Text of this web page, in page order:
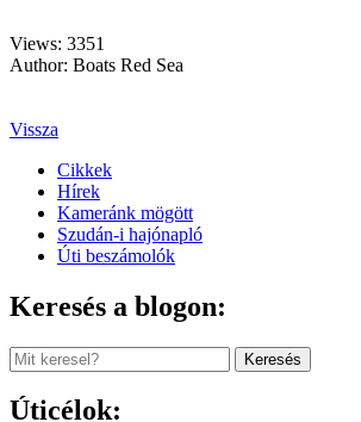
Views: 3351
Author: Boats Red Sea
Vissza
Cikkek
Hírek
Kameránk mögött
Szudán-i hajónapló
Úti beszámolók
Keresés a blogon:
Keresés
Úticélok: